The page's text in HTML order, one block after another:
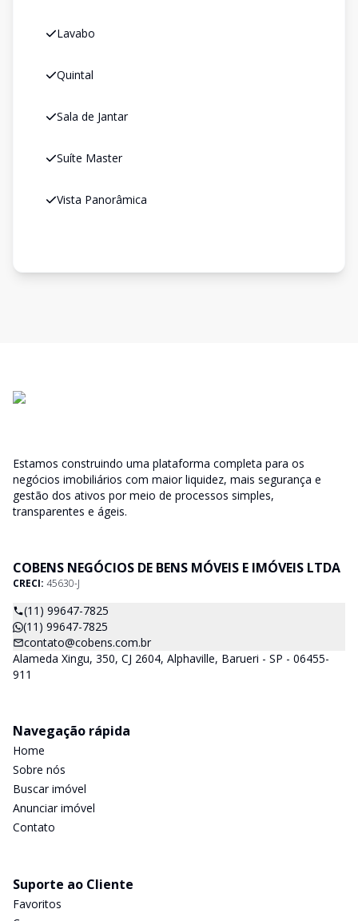
Lavabo
Quintal
Sala de Jantar
Suíte Master
Vista Panorâmica
Estamos construindo uma plataforma completa para os
negócios imobiliários com maior liquidez, mais segurança e
gestão dos ativos por meio de processos simples,
transparentes e ágeis.
COBENS NEGÓCIOS DE BENS MÓVEIS E IMÓVEIS LTDA
CRECI: 45630-J
(11) 99647-7825
(11) 99647-7825
contato@cobens.com.br
Alameda Xingu, 350, CJ 2604, Alphaville, Barueri - SP - 06455-
911
Navegação rápida
Home
Sobre nós
Buscar imóvel
Anunciar imóvel
Contato
Suporte ao Cliente
Favoritos